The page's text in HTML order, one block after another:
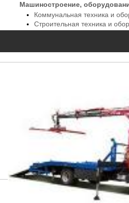
Машиностроение,
Коммунальная техника и
Строительная техника и